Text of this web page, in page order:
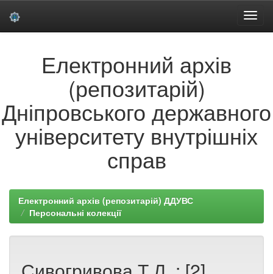
Електронний архів
(репозитарій)
Дніпровського державного
університету внутрішніх
справ
Електронний архів (репозитарій) ДДУВС
Персональні колекції